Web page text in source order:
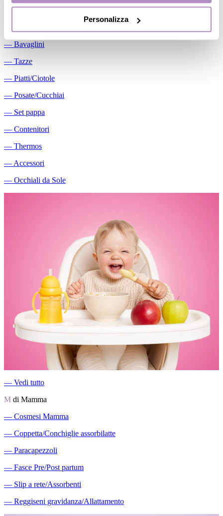
Personalizza
―Massaggiagengive
― Bavaglini
― Tazze
― Piatti/Ciotole
― Posate/Cucchiai
― Set pappa
― Contenitori
― Thermos
― Accessori
― Occhiali da Sole
― Vedi tutto
M di Mamma
― Cosmesi Mamma
― Coppetta/Conchiglie assorbilatte
― Paracapezzoli
― Fasce Pre/Post partum
― Slip a rete/Assorbenti
― Reggiseni gravidanza/Allattamento